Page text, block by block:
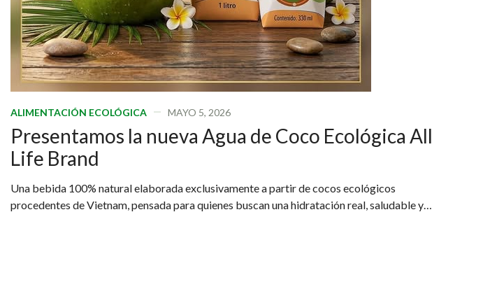
ALIMENTACIÓN ECOLÓGICA MAYO 5, 2026
Presentamos la nueva Agua de Coco Ecológica All
Life Brand
Una bebida 100% natural elaborada exclusivamente a partir de cocos ecológicos
procedentes de Vietnam, pensada para quienes buscan una hidratación real, saludable y